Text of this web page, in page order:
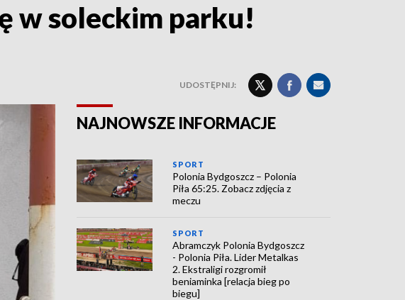
w soleckim parku!
UDOSTĘPNIJ:
NAJNOWSZE INFORMACJE
SPORT
Polonia Bydgoszcz – Polonia
Piła 65:25. Zobacz zdjęcia z
meczu
SPORT
Abramczyk Polonia Bydgoszcz
- Polonia Piła. Lider Metalkas
2. Ekstraligi rozgromił
beniaminka [relacja bieg po
biegu]